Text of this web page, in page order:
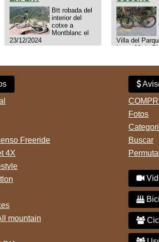
Btt robada del
interior del
cotxe a
Montblanc el
23/12/2024
Villa del
lunes 23 de
Freeride
4X
mountain
Fotos
Buscar